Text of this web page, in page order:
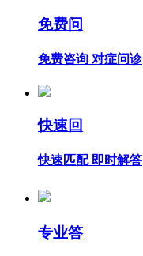
免费问
免费咨询 对症问诊
快速回
快速匹配 即时解答
专业答